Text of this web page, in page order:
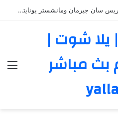
موعد والقناة الناقلة لمباراة باريس سان جيرمان ومانشستر يونايتد الودية اليوم
Yalla Shoot | يلا شوت |
بث مباشر